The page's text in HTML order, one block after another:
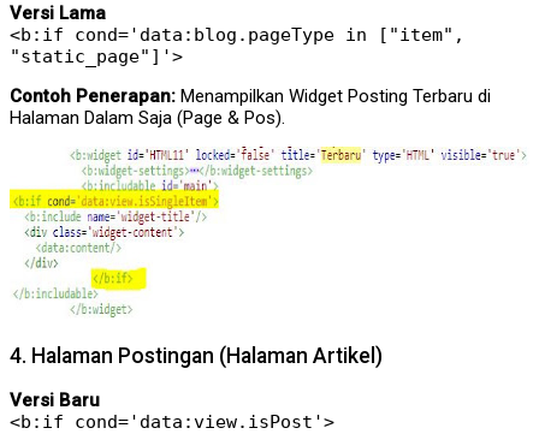
Versi Lama
<b:if cond='data:blog.pageType in ["item",
"static_page"]'>
Contoh Penerapan: Menampilkan Widget Posting Terbaru di
Halaman Dalam Saja (Page & Pos).
4. Halaman Postingan (Halaman Artikel)
Versi Baru
<b:if cond='data:view.isPost'>